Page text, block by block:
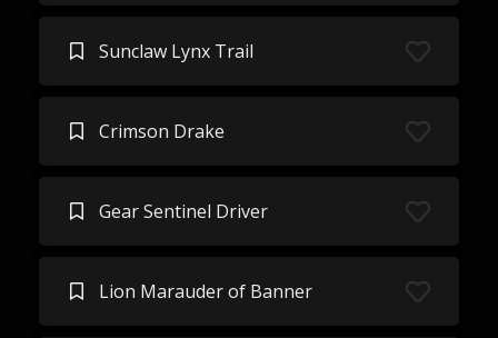
Sunclaw Lynx Trail
Crimson Drake
Gear Sentinel Driver
Lion Marauder of Banner